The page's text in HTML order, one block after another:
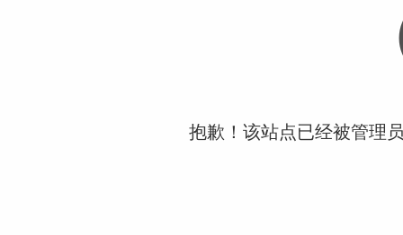
抱歉！该站点已经被管理